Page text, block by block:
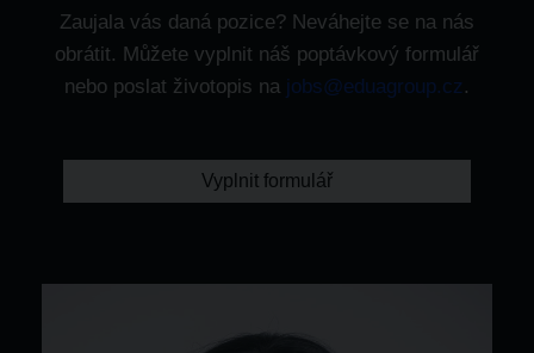
Zaujala vás daná pozice? Neváhejte se na nás
obrátit. Můžete vyplnit náš poptávkový formulář
nebo poslat životopis na jobs@eduagroup.cz .
Vyplnit formulář